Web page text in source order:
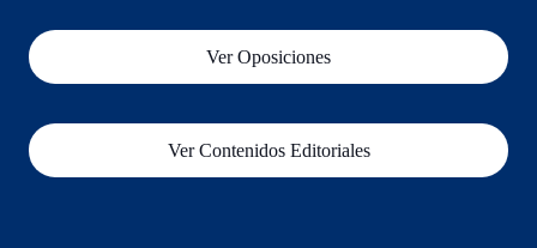
Ver Oposiciones
Ver Contenidos Editoriales